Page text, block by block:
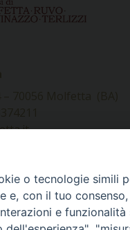
–
sociali
– 70056 Molfetta (BA)
o tecnologie simili
e, con il tuo
e funzionalità